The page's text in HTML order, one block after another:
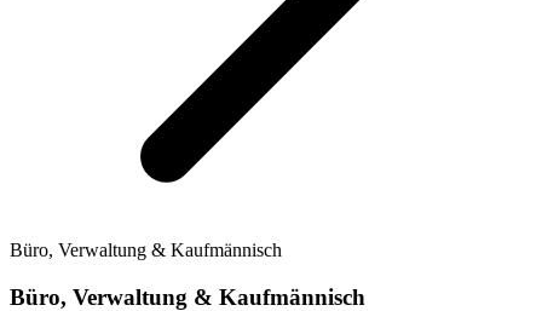
Büro, Verwaltung & Kaufmännisch
Büro, Verwaltung & Kaufmännisch